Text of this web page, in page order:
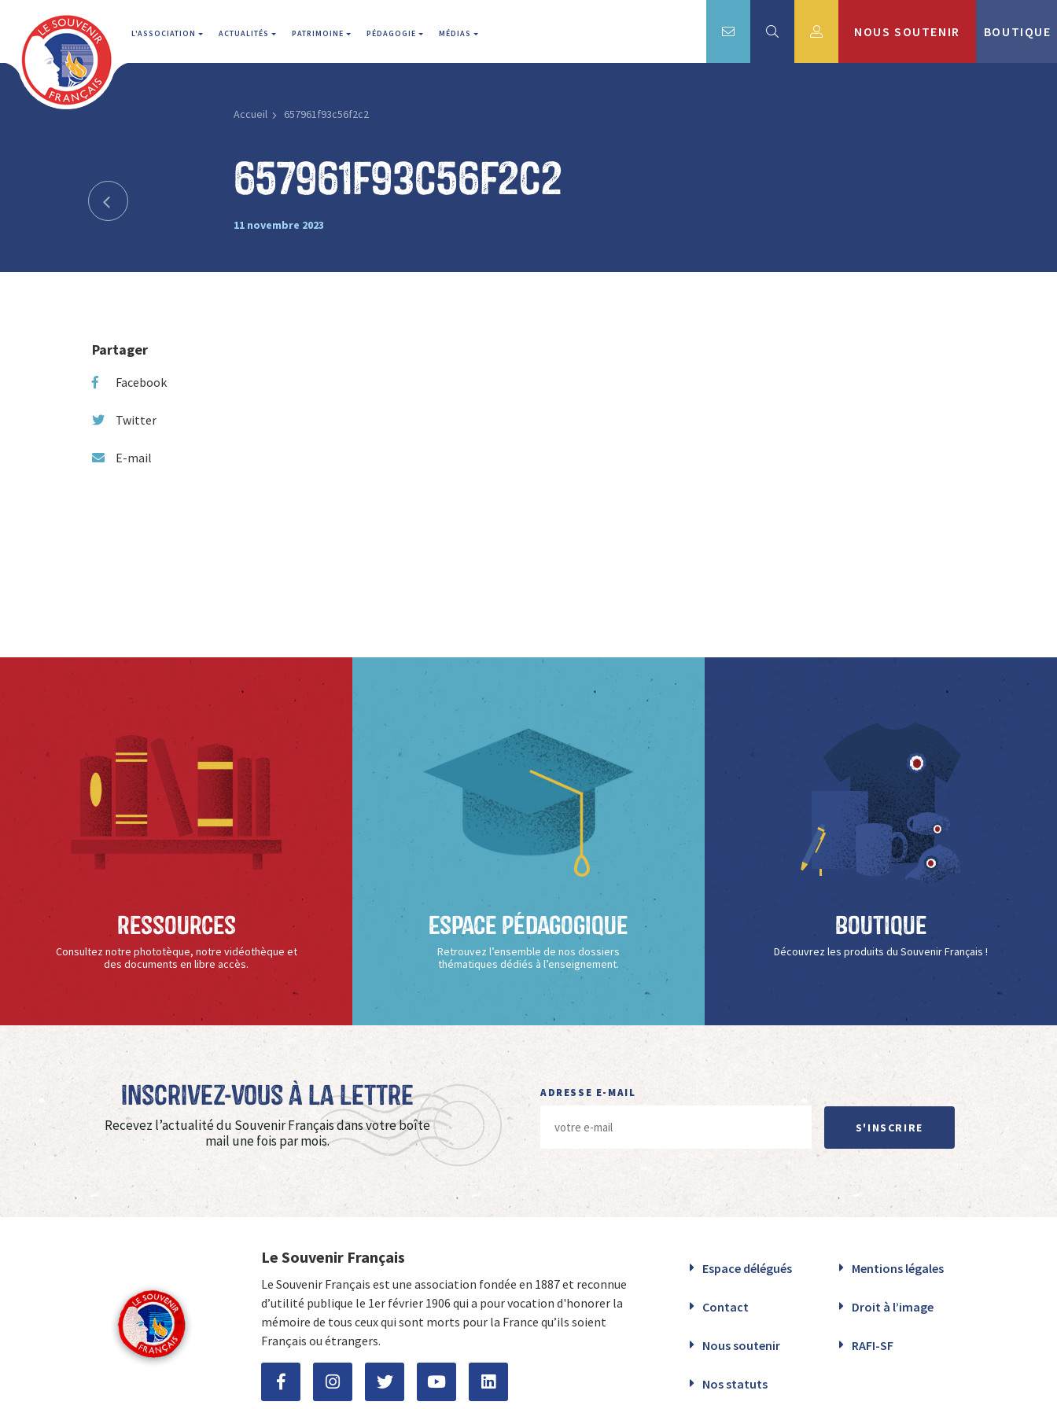
L'ASSOCIATION ACTUALITÉS PATRIMOINE PÉDAGOGIE MÉDIAS NOUS SOUTENIR BOUTIQUE
Accueil 657961f93c56f2c2
657961f93c56f2c2
11 novembre 2023
Partager
Facebook
Twitter
E-mail
Ressources
Consultez notre phototèque, notre vidéothèque et
des documents en libre accès.
Espace Pédagogique
Retrouvez l’ensemble de nos dossiers
thématiques dédiés à l’enseignement.
Boutique
Découvrez les produits du Souvenir Français !
Inscrivez-vous à La Lettre
Recevez l’actualité du Souvenir Français dans votre boîte
mail une fois par mois.
ADRESSE E-MAIL
S'INSCRIRE
Le Souvenir Français
Le Souvenir Français est une association fondée en 1887 et reconnue
d’utilité publique le 1er février 1906 qui a pour vocation d'honorer la
mémoire de tous ceux qui sont morts pour la France qu’ils soient
Français ou étrangers.
Espace délégués Mentions légales
Contact Droit à l’image
Nous soutenir RAFI-SF
Nos statuts